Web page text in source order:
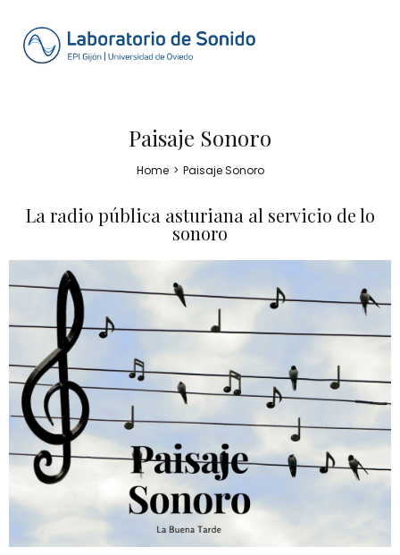
Paisaje Sonoro
Home > Paisaje Sonoro
La radio pública asturiana al servicio de lo
sonoro